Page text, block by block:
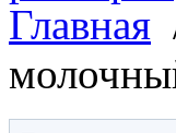
Главная